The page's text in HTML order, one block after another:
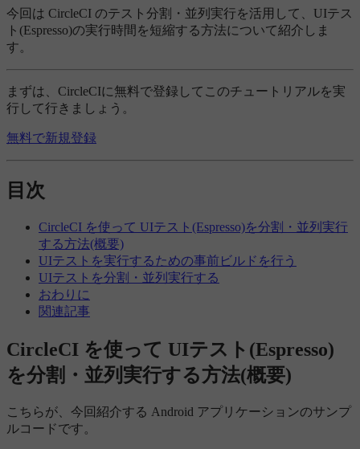
今回は CircleCI のテスト分割・並列実行を活用して、UIテス
ト(Espresso)の実行時間を短縮する方法について紹介しま
す。
まずは、CircleCIに無料で登録してこのチュートリアルを実
行して行きましょう。
無料で新規登録
目次
CircleCI を使って UIテスト(Espresso)を分割・並列実行
する方法(概要)
UIテストを実行するための事前ビルドを行う
UIテストを分割・並列実行する
おわりに
関連記事
CircleCI を使って UIテスト(Espresso)
を分割・並列実行する方法(概要)
こちらが、今回紹介する Android アプリケーションのサンプ
ルコードです。